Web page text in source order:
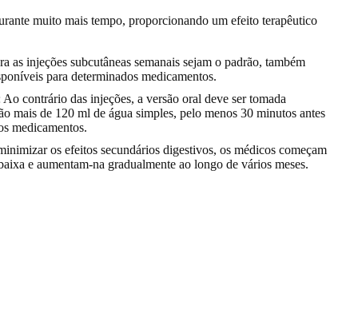
muito mais tempo, proporcionando um efeito terapêutico
as injeções subcutâneas semanais sejam o padrão, também
para determinados medicamentos.
contrário das injeções, a versão oral deve ser tomada
mais de 120 ml de água simples, pelo menos 30 minutos antes
medicamentos.
os efeitos secundários digestivos, os médicos começam
e aumentam-na gradualmente ao longo de vários meses.